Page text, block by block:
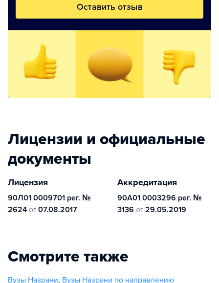
Оставить отзыв
Лицензии и официальные
документы
Лицензия
90Л01 0009701 рег. №
2624 от 07.08.2017
Аккредитация
90А01 0003296 рег. №
3136 от 29.05.2019
Смотрите также
Вузы Назрани, Вузы Назрани по направлению